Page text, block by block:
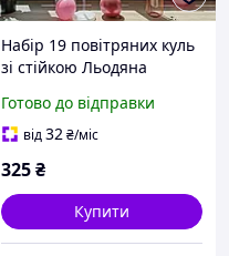
Набір 19 повітряних куль
зі стійкою Льодяна
рожевим та сріблом у
хромі
Готово до відправки
від32₴/міс
325₴
Купити